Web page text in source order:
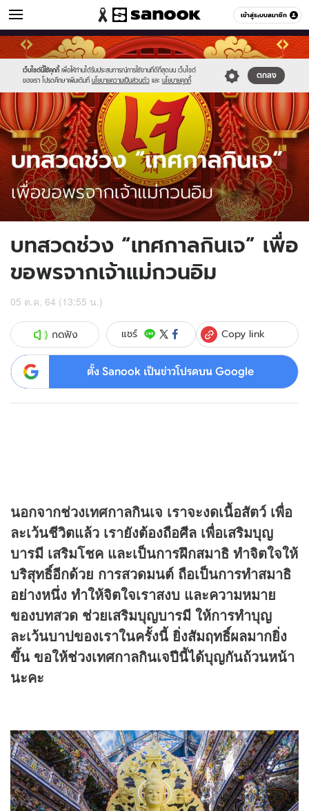
เข้าสู่ระบบสมาชิก
ดูดวง หมวดอื่นๆ
เว็บไซต์นี้ใช้คุกกี้ เพื่อให้ท่านได้รับประสบการณ์การใช้งานที่ดีที่สุดบน เว็บไซต์
ของเรา โปรดศึกษาเพิ่มเติมที่ นโยบายความเป็นส่วนตัว และ นโยบายคุกกี้
ตกลง
Sanook
//s.isanook.com/sr/0/images/logo-
new-
sanook.png
600
60
//s.isanook.com/ho/0/ud/33/168965/396528.jpg
บทสวดช่วง “เทศกาลกินเจ” เพื่อ
ขอพรจากเจ้าแม่กวนอิม
05 ต.ค. 64 (13:55 น.)
กดฟัง แชร์ Copy link
ตั้ง Sanook เป็นข่าวโปรดบน Google
นอกจากช่วงเทศกาลกินเจ เราจะงดเนื้อสัตว์ เพื่อ
ละเว้นชีวิตแล้ว เรายังต้องถือศีล เพื่อเสริมบุญ
บารมี เสริมโชค และเป็นการฝึกสมาธิ ทำจิตใจให้
บริสุทธิ์อีกด้วย การสวดมนต์ ถือเป็นการทำสมาธิ
อย่างหนึ่ง ทำให้จิตใจเราสงบ และความหมาย
ของบทสวด ช่วยเสริมบุญบารมี ให้การทำบุญ
ละเว้นบาปของเราในครั้งนี้ ยิ่งสัมฤทธิ์ผลมากยิ่ง
ขึ้น ขอให้ช่วงเทศกาลกินเจปีนี้ได้บุญกันถ้วนหน้า
นะคะ